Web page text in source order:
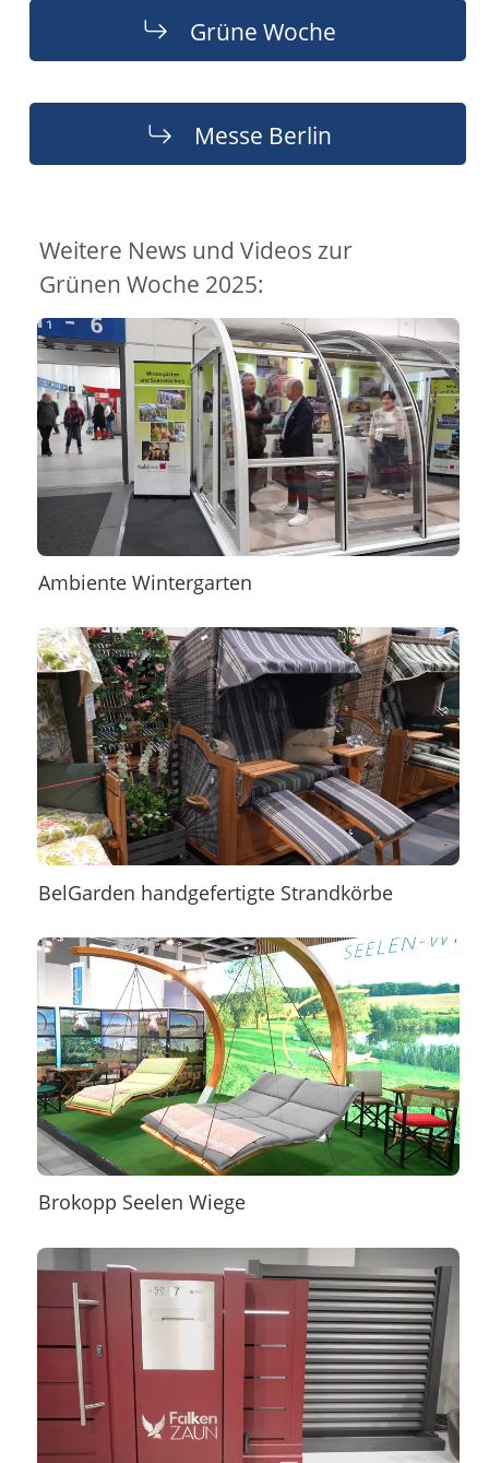
Grüne Woche
Messe Berlin
Weitere News und Videos zur
Grünen Woche 2025:
Ambiente Wintergarten
BelGarden handgefertigte Strandkörbe
Brokopp Seelen Wiege